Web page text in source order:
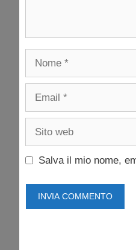
Nome
Email
Sito
Salva il mio nome,